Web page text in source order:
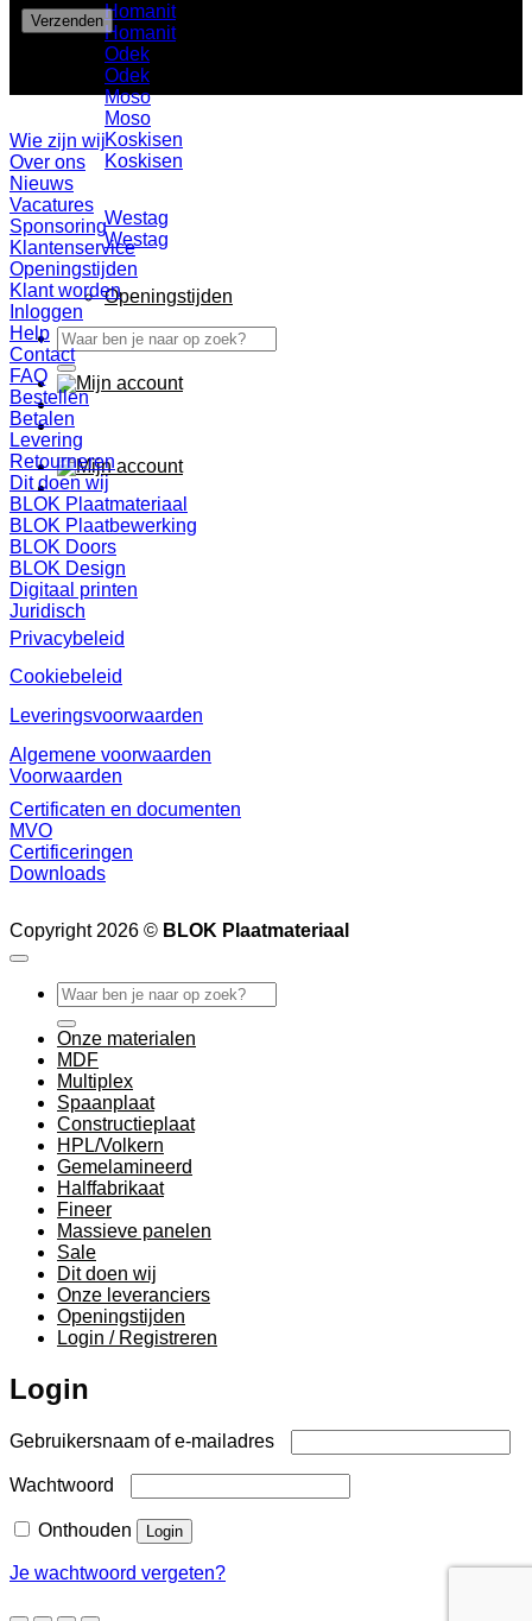
Homanit
Homanit
Odek
Odek
Moso
Moso
Koskisen
Koskisen
Westag
Westag
Openingstijden
Zoeken
naar:
Wie zijn wij
Over ons
Nieuws
Vacatures
Sponsoring
Klantenservice
Openingstijden
Klant worden
Inloggen
Help
Contact
FAQ
Bestellen
Betalen
Levering
Retourneren
Dit doen wij
BLOK Plaatmateriaal
BLOK Plaatbewerking
BLOK Doors
BLOK Design
Digitaal printen
Juridisch
Privacybeleid
Cookiebeleid
Leveringsvoorwaarden
Algemene voorwaarden
Voorwaarden
Certificaten en documenten
MVO
Certificeringen
Downloads
Copyright 2026 © BLOK Plaatmateriaal
Zoeken
naar:
Onze materialen
MDF
Multiplex
Spaanplaat
Constructieplaat
HPL/Volkern
Gemelamineerd
Halffabrikaat
Fineer
Massieve panelen
Sale
Dit doen wij
Onze leveranciers
Openingstijden
Login / Registreren
Login
Gebruikersnaam of e-mailadres
Wachtwoord
Onthouden Login
Je wachtwoord vergeten?